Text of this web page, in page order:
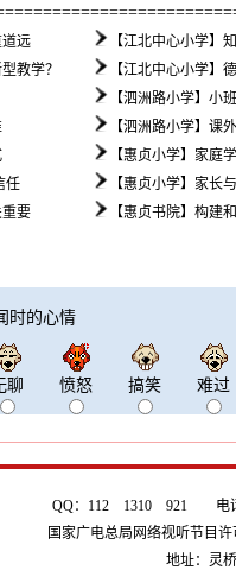
道远
【江北中心小学】
教学？
【江北中心小学】
【泗洲路小学】小
【泗洲路小学】课
【惠贞小学】家庭
任
【惠贞小学】家长
重要
【惠贞书院】构建
时的心情
聊 愤怒 搞笑 难过
QQ：112 1310 921 电话
国家广电总局网络视听节目
地址：灵